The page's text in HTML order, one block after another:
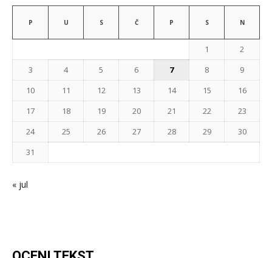
P U S Č P S N
1
2
3
4 5 6 7 8
9
10
11 12 13 14 15
16
17
18 19 20 21 22
23
24
25 26 27 28 29
30
31
« jul